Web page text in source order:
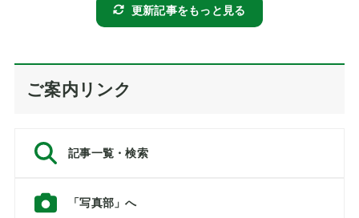
更新記事をもっと見る
ご案内リンク
記事一覧・検索
「写真部」へ